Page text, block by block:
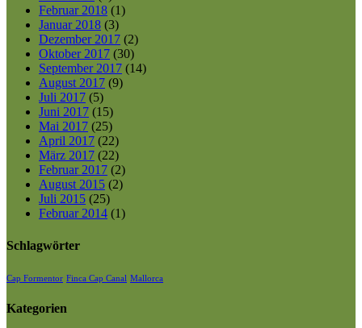
Februar 2018 (1)
Januar 2018 (3)
Dezember 2017 (2)
Oktober 2017 (30)
September 2017 (14)
August 2017 (9)
Juli 2017 (5)
Juni 2017 (15)
Mai 2017 (25)
April 2017 (22)
März 2017 (22)
Februar 2017 (2)
August 2015 (2)
Juli 2015 (25)
Februar 2014 (1)
Schlagwörter
Cap Formentor Finca Cap Canal Mallorca
Kategorien